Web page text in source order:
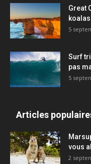
Great
5
Surf
pas
5
Articles
vous
2